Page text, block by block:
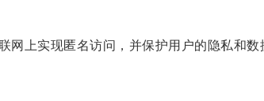
上实现匿名访问，并保护用户的隐私和数